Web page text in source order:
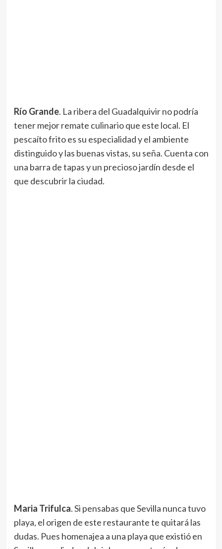
Río Grande. La ribera del Guadalquivir no podría
tener mejor remate culinario que este local. El
pescaíto frito es su especialidad y el ambiente
distinguido y las buenas vistas, su seña. Cuenta con
una barra de tapas y un precioso jardín desde el
que descubrir la ciudad.
Maria Trifulca. Si pensabas que Sevilla nunca tuvo
playa, el origen de este restaurante te quitará las
dudas. Pues homenajea a una playa que existió en